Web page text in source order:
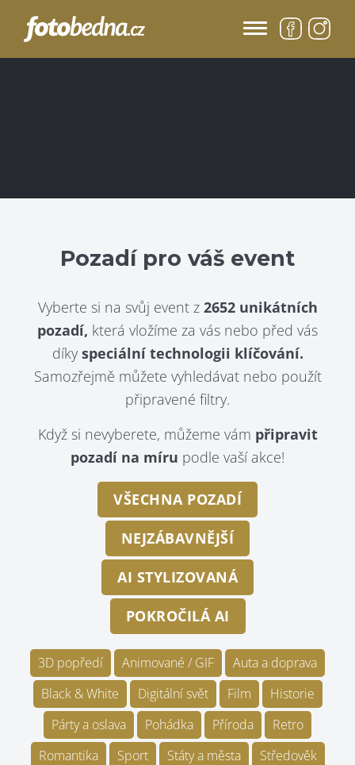
Pozadí pro váš event
Vyberte si na svůj event z 2652 unikátních
pozadí, která vložíme za vás nebo před vás
díky speciální technologii klíčování.
Samozřejmě můžete vyhledávat nebo použít
připravené filtry.
Když si nevyberete, můžeme vám připravit
pozadí na míru podle vaší akce!
VŠECHNA POZADÍ
NEJZÁBAVNĚJŠÍ
AI STYLIZOVANÁ
POKROČILÁ AI
3D popředí Animované / GIF
Auta a doprava
Black & White
Digitální svět Film
Historie
Párty a oslava
Pohádka Příroda
Retro
Romantika
Sport Státy a města
Středověk